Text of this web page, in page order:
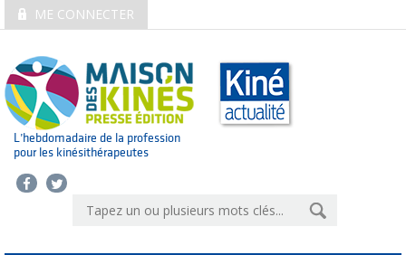
ME CONNECTER
L’hebdomadaire de la profession
pour les kinésithérapeutes